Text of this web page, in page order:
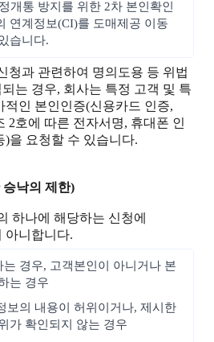
개통 방지를 위한 2차 본인확인
연계정보(CI)를 도매제공 이동
습니다.
청과 관련하여 명의도용 등 위법
는 경우, 회사는 특정 고객 및 특
적인 본인인증(신용카드 인증,
2호에 따른 전자서명, 휴대폰 인
)을 요청할 수 있습니다.
낙의 제한)
하나에 해당하는 신청에
아니합니다.
경우, 고객본인이 아니거나 본
는 경우
보의 내용이 허위이거나, 제시한
가 확인되지 않는 경우